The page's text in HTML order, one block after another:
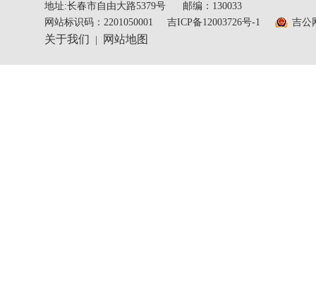
地址:长春市自由大路5379号
邮编：130033
网站标识码：2201050001
吉ICP备12003726号-1 吉公
关于我们 网站地图